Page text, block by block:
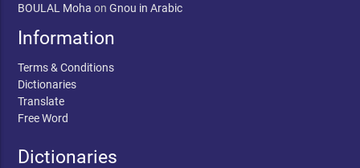
BOULAL Moha onGnou in Arabic
Information
Terms & Conditions
Dictionaries
Translate
Free Word
Dictionaries